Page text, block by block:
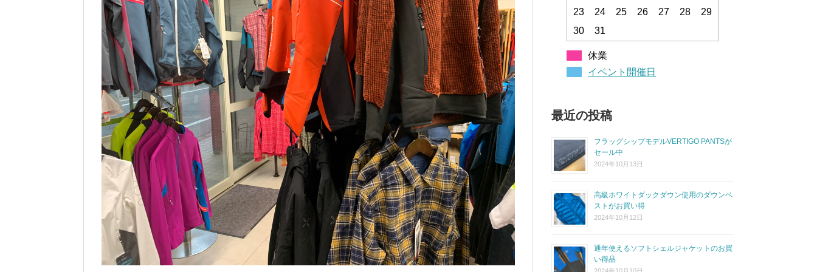
23 24 25 26 27 28
29
30
31
休業
イベント開催日
最近の投稿
フラッグシップモデルVERTIGO PANTSが
セール中
2024年10月13日
高級ホワイトダックダウン使用のダウンベ
ストがお買い得
2024年10月12日
通年使えるソフトシェルジャケットのお買
い得品